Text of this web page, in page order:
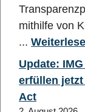
mithilfe von
...
Update:
erfüllen jetzt
Act